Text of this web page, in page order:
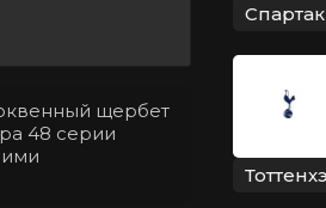
щербет
48 серии